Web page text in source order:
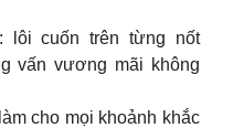
lôi cuốn trên từng nốt
vấn vương mãi không
cho mọi khoảnh khắc